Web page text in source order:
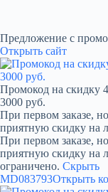
Предложение с
Открыть сайт
Промокод на скидку
3000 руб.
При первом заказе,
приятную скидку на
При первом заказе,
приятную скидку на
ограничено. Скрыть
MD083793Открыть